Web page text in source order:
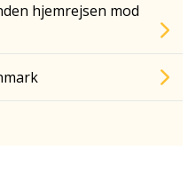
hjemrejsen mod